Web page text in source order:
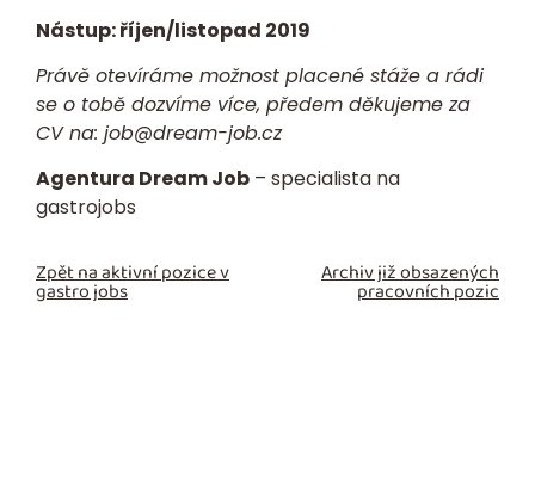
Nástup: říjen/listopad 2019
Právě otevíráme možnost placené stáže a rádi
se o tobě dozvíme více, předem děkujeme za
CVna: job@dream-job.cz
Agentura Dream Job – specialista na
gastrojobs
Zpět na aktivní pozice v
gastro jobs
Archiv již obsazených
pracovních pozic